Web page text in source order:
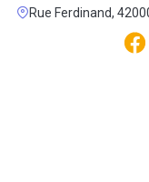
Rue Ferdinand,